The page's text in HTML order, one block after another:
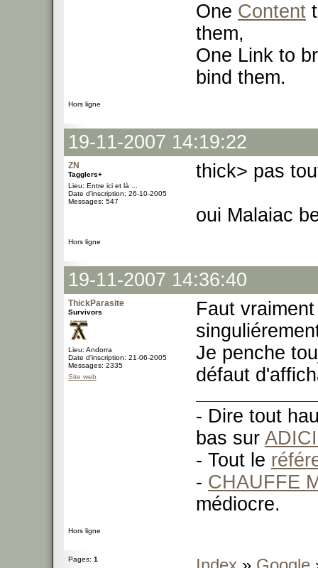
One Content
them,
One Link to
bind them.
Hors ligne
19-11-2007 14:19:22
ZN
Tagglers+
Lieu: Entre ici et là ...
Date d'inscription: 26-10-2005
Messages: 547
thick> pas
oui Malaiac
Hors ligne
19-11-2007 14:36:40
ThickParasite
Survivors
Lieu: Andorra
Date d'inscription: 21-06-2005
Messages: 2335
Site web
Faut
Je penche
défaut
- Dire tout
bas sur
- Tout le
- CHAUFFE
médiocre.
Hors ligne
Pages: 1